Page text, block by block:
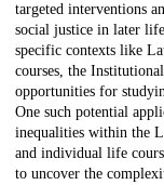
targeted interventions
social justice in later
specific contexts like
courses, the
opportunities for
One such potential
inequalities within the
and individual life
to uncover the